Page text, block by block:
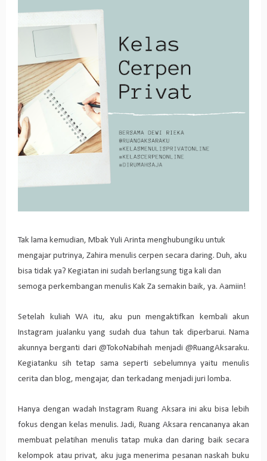
Tak lama kemudian, Mbak Yuli Arinta menghubungiku untuk
mengajar putrinya, Zahira menulis cerpen secara daring. Duh, aku
bisa tidak ya? Kegiatan ini sudah berlangsung tiga kali dan
semoga perkembangan menulis Kak Za semakin baik, ya. Aamiin!
Setelah kuliah WA itu, aku pun mengaktifkan kembali akun
Instagram jualanku yang sudah dua tahun tak diperbarui. Nama
akunnya berganti dari @TokoNabihah menjadi @RuangAksaraku.
Kegiatanku sih tetap sama seperti sebelumnya yaitu menulis
cerita dan blog, mengajar, dan terkadang menjadi juri lomba.
Hanya dengan wadah Instagram Ruang Aksara ini aku bisa lebih
fokus dengan kelas menulis. Jadi, Ruang Aksara rencananya akan
membuat pelatihan menulis tatap muka dan daring baik secara
kelompok atau privat, aku juga menerima pesanan naskah buku